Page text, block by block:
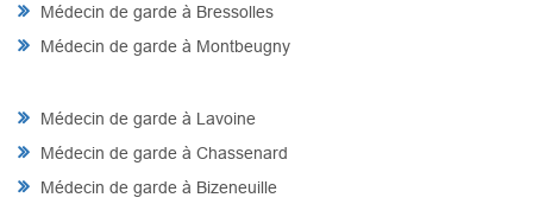
Médecin de garde à Bressolles
Médecin de garde à Montbeugny
Médecin de garde à Lavoine
Médecin de garde à Chassenard
Médecin de garde à Bizeneuille